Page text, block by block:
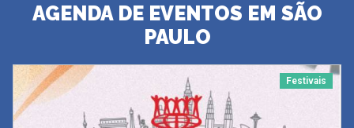
AGENDA DE EVENTOS EM SÃO
PAULO
Festivais